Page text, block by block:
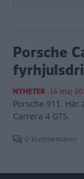
Porsche
NYHETER 16 maj
Porsche 911.
Carrera 4 GTS.
0 kommentarer